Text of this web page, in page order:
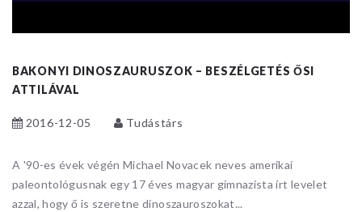
BAKONYI DINOSZAURUSZOK – BESZÉLGETÉS ŐSI
ATTILÁVAL
2016-12-05 Tudástárs
A '90-es évek végén Michael Novacek neves amerikai
paleontológusnak egy 17 éves magyar gimnazista írt levelet
azzal, hogy ő is szeretne dinoszauroszokat...